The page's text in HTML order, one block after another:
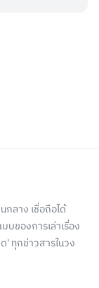
กลาง เชื่อถือได้
บของการเล่าเรื่อง
' ทุกข่าวสารในวง